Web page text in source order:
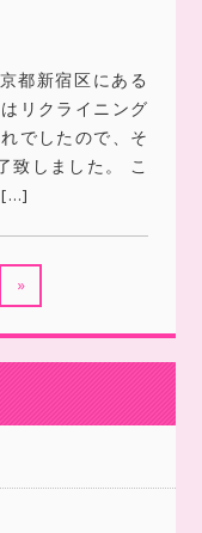
都新宿区にある
リクライニング
でしたので、そ
致しました。 こ
[…]
»